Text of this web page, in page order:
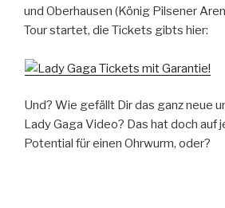
und Oberhausen (König Pilsener
Tour startet, die Tickets gibts hier:
Und? Wie gefällt Dir das ganz neue
Lady Gaga Video? Das hat doch auf
Potential für einen Ohrwurm, oder?